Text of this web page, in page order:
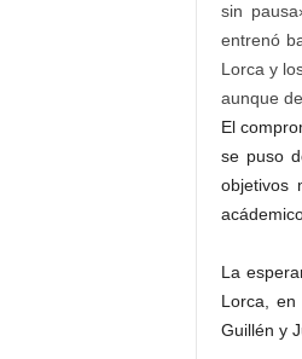
sin
entrenó
Lorca y
aunque
El
se puso
objetivos
La
Lorca,
Guillén y